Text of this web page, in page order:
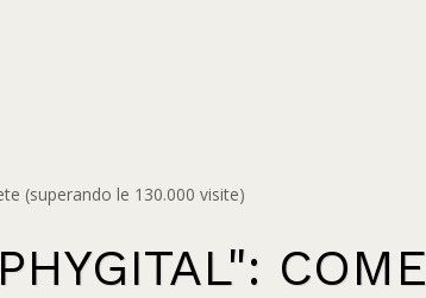
(superando le 130.000 visite)
COME